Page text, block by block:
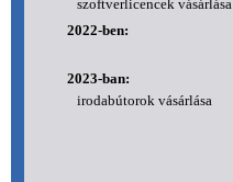
szoftverlicencek vásárlása
2022-ben:
2023-ban:
irodabútorok vásárlása